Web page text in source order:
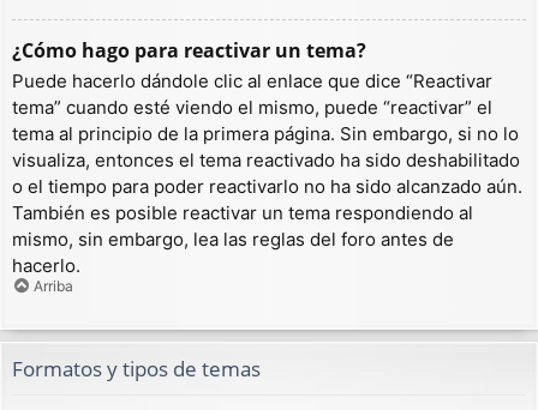
¿Cómo hago para reactivar un tema?
Puede hacerlo dándole clic al enlace que dice “Reactivar
tema” cuando esté viendo el mismo, puede “reactivar” el
tema al principio de la primera página. Sin embargo, si no lo
visualiza, entonces el tema reactivado ha sido deshabilitado
o el tiempo para poder reactivarlo no ha sido alcanzado aún.
También es posible reactivar un tema respondiendo al
mismo, sin embargo, lea las reglas del foro antes de
hacerlo.
Arriba
Formatos y tipos de temas